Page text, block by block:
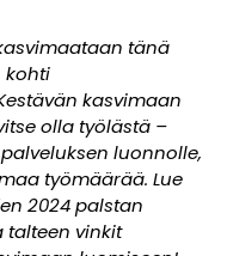
tänä
kohti
kasvimaan
olla työlästä –
luonnolle,
työmäärää. Lue
2024 palstan
talteen vinkit